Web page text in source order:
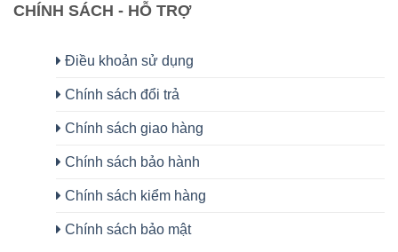
CHÍNH SÁCH - HỖ TRỢ
Điều khoản sử dụng
Chính sách đổi trả
Chính sách giao hàng
Chính sách bảo hành
Chính sách kiểm hàng
Chính sách bảo mật